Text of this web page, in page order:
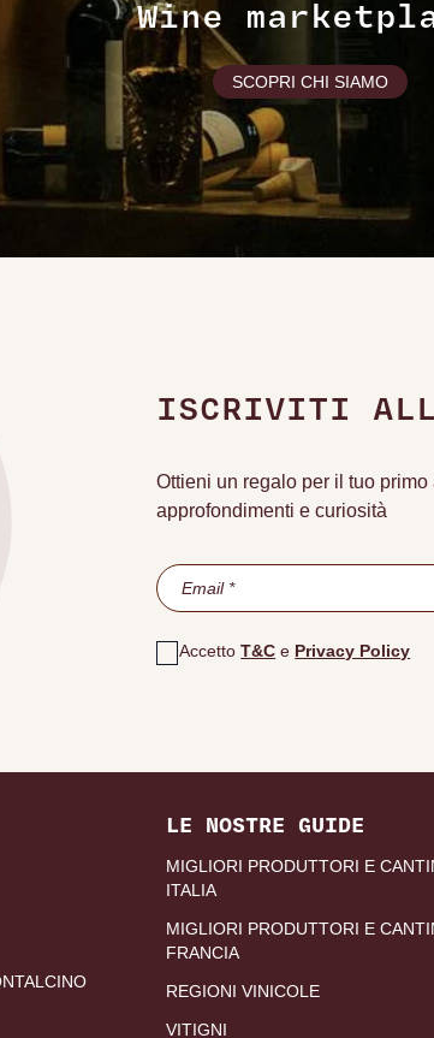
Wine
SCOPRI CHI SIAMO
ISCRIVITI
Ottieni un regalo per il tuo
approfondimenti e curiosità
AccettoT&C e Privacy Policy
LE NOSTRE GUIDE
MIGLIORI PRODUTTORI E
ITALIA
MIGLIORI PRODUTTORI E
FRANCIA
REGIONI VINICOLE
VITIGNI